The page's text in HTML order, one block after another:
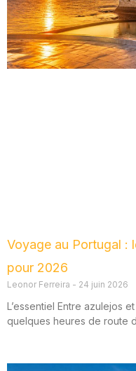
Voyage au Portugal :
pour 2026
Leonor Ferreira 24 juin 2026
L’essentiel Entre azulejos
quelques heures de route